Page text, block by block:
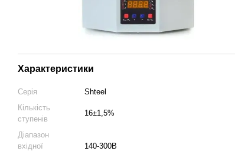
Характеристики
Серія
Shteel
Кількість
ступенів
16±1,5%
Діапазон
вхідної
140-300В